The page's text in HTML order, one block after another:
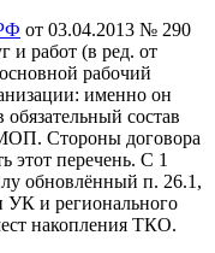
от 03.04.2013 № 290
работ (в ред. от
рабочий
именно он
состав
Стороны договора
этот перечень. С 1
обновлённый п. 26.1,
УК и регионального
накопления ТКО.